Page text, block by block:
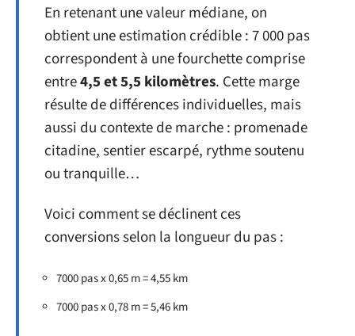
En retenant une valeur médiane, on
obtient une estimation crédible : 7 000 pas
correspondent à une fourchette comprise
entre4,5 et 5,5 kilomètres. Cette marge
résulte de différences individuelles, mais
aussi du contexte de marche : promenade
citadine, sentier escarpé, rythme soutenu
ou tranquille…
Voici comment se déclinent ces
conversions selon la longueur du pas :
7000 pas x 0,65 m = 4,55 km
7000 pas x 0,78 m = 5,46 km